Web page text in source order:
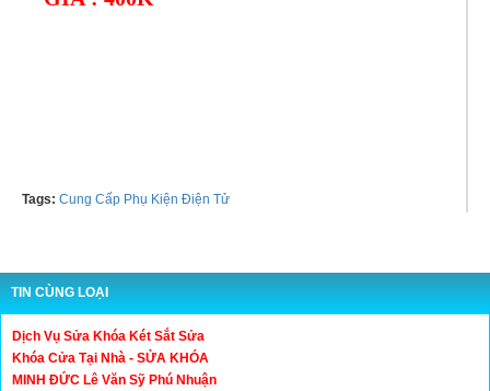
Tags: Cung Cấp Phụ Kiện Điện Tử
TIN CÙNG LOẠI
Dịch Vụ Sửa Khóa Két Sắt Sửa
Khóa Cửa Tại Nhà - SỬA KHÓA
MINH ĐỨC Lê Văn Sỹ Phú Nhuận